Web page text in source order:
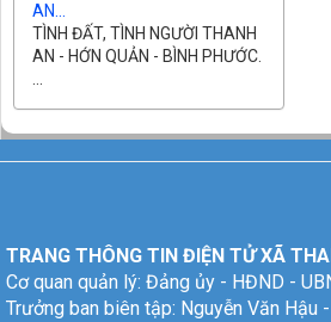
AN...
TÌNH ĐẤT, TÌNH NGƯỜI THANH
AN - HỚN QUẢN - BÌNH PHƯỚC.
TRANG THÔNG TIN ĐIỆN TỬ XÃ
Cơ quan quản lý: Đảng ủy - HĐND -
Trưởng ban biên tập: Nguyễn Văn Hậu